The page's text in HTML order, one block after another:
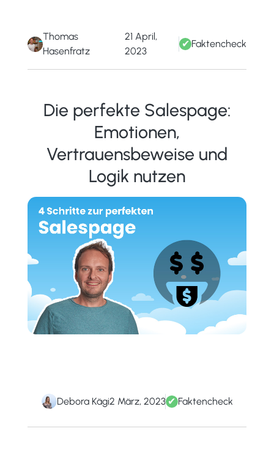
Die perfekte Salespage:
Emotionen,
Vertrauensbeweise und
Logik nutzen
Thomas
Hasenfratz
21 April,
2023
✔ Faktencheck
Debora Kägi2 März, 2023 ✔ Faktencheck